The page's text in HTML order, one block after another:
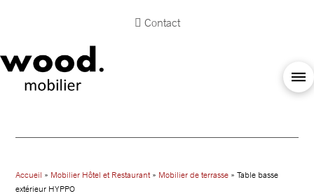
Contact
Accueil » Mobilier Hôtel et Restaurant» Mobilier de terrasse » Table basse
extérieur HYPPO